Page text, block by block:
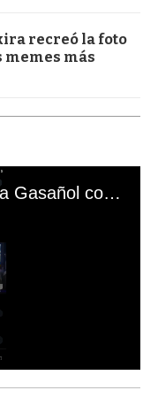
recreó la foto
memes más
El mal momento de Yanina Gasañol con un hincha argentino en "Subrayado"